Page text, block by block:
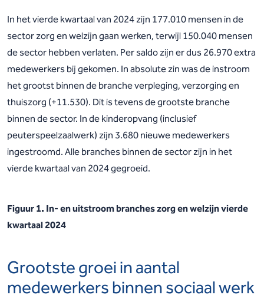
In het vierde kwartaal van 2024 zijn 177.010 mensen in de
sector zorg en welzijn gaan werken, terwijl 150.040 mensen
de sector hebben verlaten. Per saldo zijn er dus 26.970 extra
medewerkers bij gekomen. In absolute zin was de instroom
het grootst binnen de branche verpleging, verzorging en
thuiszorg (+11.530). Dit is tevens de grootste branche
binnen de sector. In de kinderopvang (inclusief
peuterspeelzaalwerk) zijn 3.680 nieuwe medewerkers
ingestroomd. Alle branches binnen de sector zijn in het
vierde kwartaal van 2024 gegroeid.
Figuur 1. In- en uitstroom branches zorg en welzijn vierde
kwartaal 2024
Grootste groei in aantal
medewerkers binnen sociaal werk